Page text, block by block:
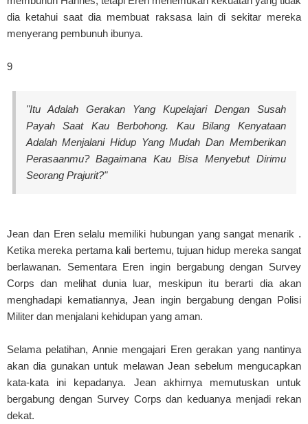
dia ketahui saat dia membuat raksasa lain di sekitar mereka
menyerang pembunuh ibunya.
9
"Itu Adalah Gerakan Yang Kupelajari Dengan Susah
Payah Saat Kau Berbohong. Kau Bilang Kenyataan
Adalah Menjalani Hidup Yang Mudah Dan Memberikan
Perasaanmu? Bagaimana Kau Bisa Menyebut Dirimu
Seorang Prajurit?"
Jean dan Eren selalu memiliki hubungan yang sangat menarik .
Ketika mereka pertama kali bertemu, tujuan hidup mereka sangat
berlawanan. Sementara Eren ingin bergabung dengan Survey
Corps dan melihat dunia luar, meskipun itu berarti dia akan
menghadapi kematiannya, Jean ingin bergabung dengan Polisi
Militer dan menjalani kehidupan yang aman.
Selama pelatihan, Annie mengajari Eren gerakan yang nantinya
akan dia gunakan untuk melawan Jean sebelum mengucapkan
kata-kata ini kepadanya. Jean akhirnya memutuskan untuk
bergabung dengan Survey Corps dan keduanya menjadi rekan
dekat.